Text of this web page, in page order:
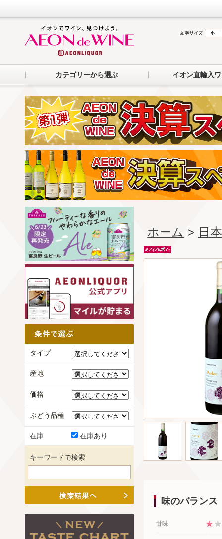
カテゴリーから選ぶ イオン直輸入
ホーム > 日本
味のバランス
甘味
タイプ
産地
価格
ぶどう品種
在庫 在庫あり
キーワードで検索